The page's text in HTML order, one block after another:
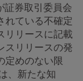
証券取引委員会
れている不確定
リリースに記載
スリリースの発
定めのない限
、新たな知